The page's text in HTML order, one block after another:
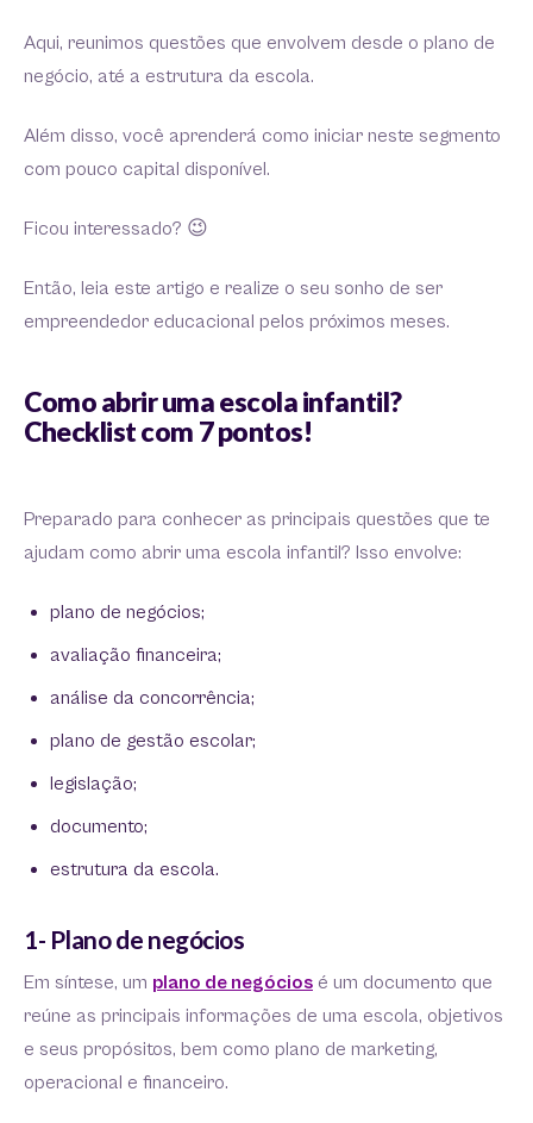
Aqui, reunimos questões que envolvem desde o plano de
negócio, até a estrutura da escola.
Além disso, você aprenderá como iniciar neste segmento
com pouco capital disponível.
Ficou interessado? 😉
Então, leia este artigo e realize o seu sonho de ser
empreendedor educacional pelos próximos meses.
Como abrir uma escola infantil?
Checklist com 7 pontos!
Preparado para conhecer as principais questões que te
ajudam como abrir uma escola infantil? Isso envolve:
plano de negócios;
avaliação financeira;
análise da concorrência;
plano de gestão escolar;
legislação;
documento;
estrutura da escola.
1- Plano de negócios
Em síntese, um plano de negócios é um documento que
reúne as principais informações de uma escola, objetivos
e seus propósitos, bem como plano de marketing,
operacional e financeiro.